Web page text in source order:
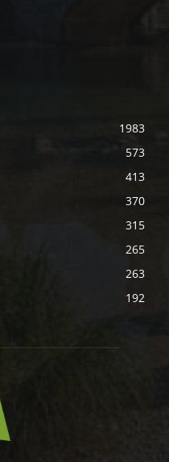
1983
573
413
370
315
265
263
192